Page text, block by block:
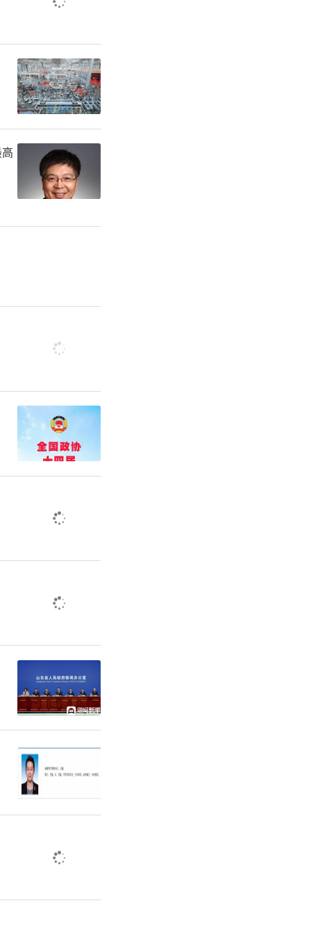
预算收
4717.48
育支出
般公共
年将近5
支出，
“十三
计为54
元增加
，增长
教育支
结转为
亿元，
长8.7
菏泽利
大班额
府置换
校区资
事业发
过其他
般公共
实际教